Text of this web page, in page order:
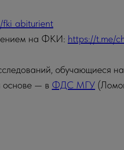
на ФКИ: https://t.me/
обучающиеся
основе — в ФДС МГУ